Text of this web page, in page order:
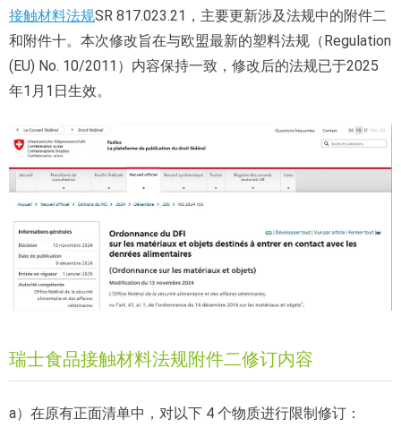
接触材料法规SR 817.023.21，主要更新涉及法规中的附件二
和附件十。本次修改旨在与欧盟最新的塑料法规（Regulation
(EU) No. 10/2011）内容保持一致，修改后的法规已于2025
年1月1日生效。
瑞士食品接触材料法规附件二修订内容
a）在原有正面清单中，对以下 4 个物质进行限制修订：